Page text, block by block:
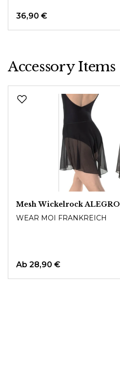
36,90 €
Accessory Items
Mesh Wickelrock ALEGRO
WEAR MOI FRANKREICH
Ab 28,90 €